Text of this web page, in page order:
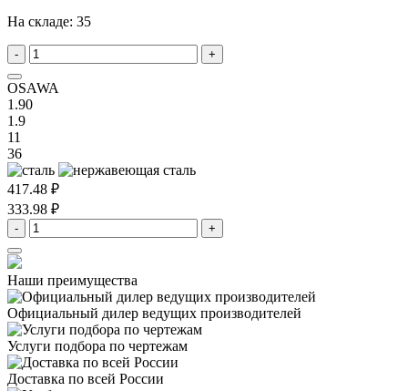
На складе: 35
- +
OSAWA
1.90
1.9
11
36
417.48 ₽
333.98 ₽
- +
Наши преимущества
Официальный дилер ведущих производителей
Услуги подбора по чертежам
Доставка по всей России